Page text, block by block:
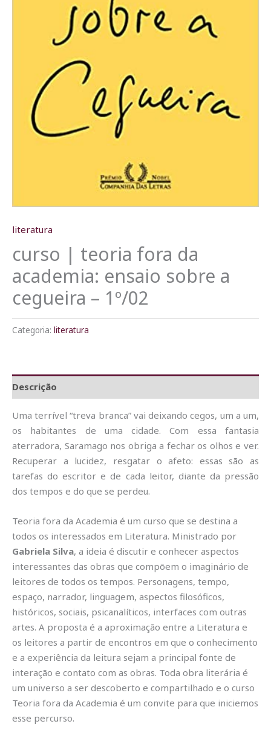
literatura
curso | teoria fora da
academia: ensaio sobre a
cegueira – 1º/02
Categoria: literatura
Descrição
Uma terrível “treva branca” vai deixando cegos, um a um,
os habitantes de uma cidade. Com essa fantasia
aterradora, Saramago nos obriga a fechar os olhos e ver.
Recuperar a lucidez, resgatar o afeto: essas são as
tarefas do escritor e de cada leitor, diante da pressão
dos tempos e do que se perdeu.
Teoria fora da Academia é um curso que se destina a
todos os interessados em Literatura. Ministrado por
Gabriela Silva, a ideia é discutir e conhecer aspectos
interessantes das obras que compõem o imaginário de
leitores de todos os tempos. Personagens, tempo,
espaço, narrador, linguagem, aspectos filosóficos,
históricos, sociais, psicanalíticos, interfaces com outras
artes. A proposta é a aproximação entre a Literatura e
os leitores a partir de encontros em que o conhecimento
e a experiência da leitura sejam a principal fonte de
interação e contato com as obras. Toda obra literária é
um universo a ser descoberto e compartilhado e o curso
Teoria fora da Academia é um convite para que iniciemos
esse percurso.